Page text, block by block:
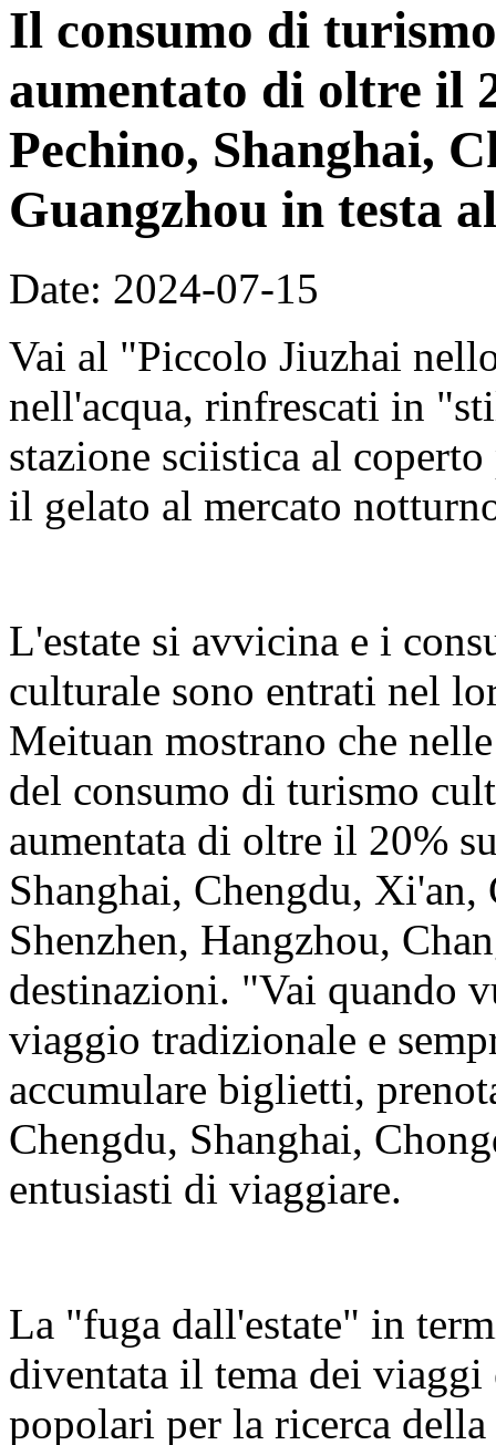
Il consumo di
aumentato di oltre il
Pechino, Shanghai,
Guangzhou in testa
Date: 2024-07-15
Vai al "Piccolo Jiuzhai
nell'acqua, rinfrescati in
stazione sciistica al
il gelato al mercato
L'estate si avvicina e i
culturale sono entrati nel
Meituan mostrano che
del consumo di turismo
aumentata di oltre il 20%
Shanghai, Chengdu,
Shenzhen, Hangzhou,
destinazioni. "Vai quando
viaggio tradizionale e
accumulare biglietti,
Chengdu, Shanghai,
entusiasti di viaggiare.
La "fuga dall'estate" in
diventata il tema dei
popolari per la ricerca